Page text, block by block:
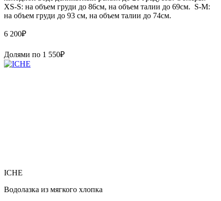
XS-S: на объем груди до 86см, на объем талии до 69см. S-M:
на объем груди до 93 см, на объем талии до 74см.
6 200₽
Долями по 1 550₽
ICHE
Водолазка из мягкого хлопка